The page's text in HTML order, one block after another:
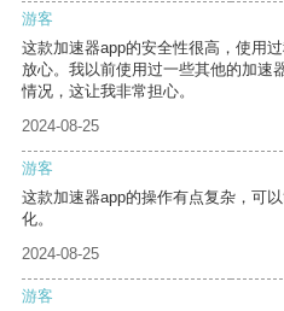
游客
这款加速器app的安全性很高，使用
放心。我以前使用过一些其他的加速
情况，这让我非常担心。
2024-08-25
游客
这款加速器app的操作有点复杂，可
化。
2024-08-25
游客